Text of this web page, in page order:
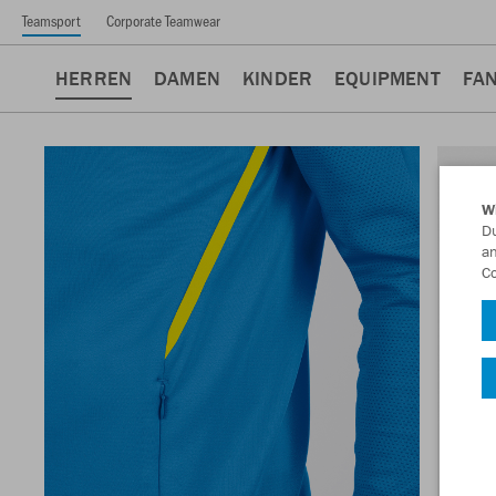
Teamsport Corporate Teamwear
HERREN DAMEN KINDER EQUIPMENT